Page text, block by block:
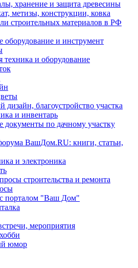
хранение и защита древесины
метизы, конструкции, ковка
строительных материалов в РФ
оборудование и инструмент
техника и оборудование
благоустройство участка
и инвентарь
документы по дачному участку
ВашДом.RU: книги, статьи,
и электроника
строительства и ремонта
порталом "Ваш Дом"
мероприятия
юмор